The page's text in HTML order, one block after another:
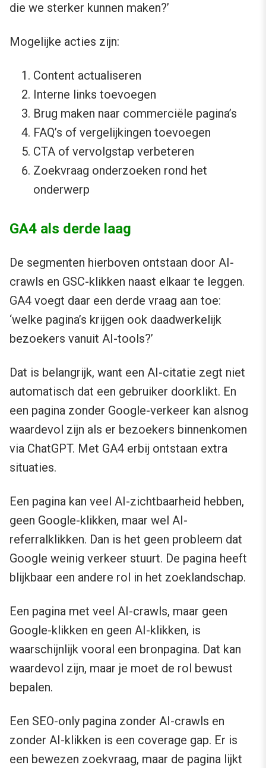
die we sterker kunnen maken?’
Mogelijke acties zijn:
Content actualiseren
Interne links toevoegen
Brug maken naar commerciële pagina’s
FAQ’s of vergelijkingen toevoegen
CTA of vervolgstap verbeteren
Zoekvraag onderzoeken rond het
onderwerp
GA4 als derde laag
De segmenten hierboven ontstaan door AI-
crawls en GSC-klikken naast elkaar te leggen.
GA4 voegt daar een derde vraag aan toe:
‘welke pagina’s krijgen ook daadwerkelijk
bezoekers vanuit AI-tools?’
Dat is belangrijk, want een AI-citatie zegt niet
automatisch dat een gebruiker doorklikt. En
een pagina zonder Google-verkeer kan alsnog
waardevol zijn als er bezoekers binnenkomen
via ChatGPT. Met GA4 erbij ontstaan extra
situaties.
Een pagina kan veel AI-zichtbaarheid hebben,
geen Google-klikken, maar wel AI-
referralklikken. Dan is het geen probleem dat
Google weinig verkeer stuurt. De pagina heeft
blijkbaar een andere rol in het zoeklandschap.
Een pagina met veel AI-crawls, maar geen
Google-klikken en geen AI-klikken, is
waarschijnlijk vooral een bronpagina. Dat kan
waardevol zijn, maar je moet de rol bewust
bepalen.
Een SEO-only pagina zonder AI-crawls en
zonder AI-klikken is een coverage gap. Er is
een bewezen zoekvraag, maar de pagina lijkt